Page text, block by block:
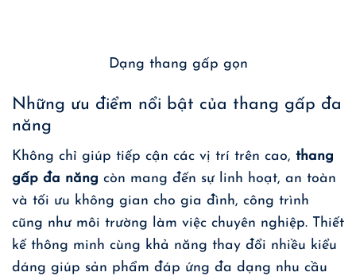
Dạng thang gấp gọn
Những ưu điểm nổi bật của thang gấp đa
năng
Không chỉ giúp tiếp cận các vị trí trên cao, thang
gấp đa năng còn mang đến sự linh hoạt, an toàn
và tối ưu không gian cho gia đình, công trình
cũng như môi trường làm việc chuyên nghiệp. Thiết
kế thông minh cùng khả năng thay đổi nhiều kiểu
dáng giúp sản phẩm đáp ứng đa dạng nhu cầu